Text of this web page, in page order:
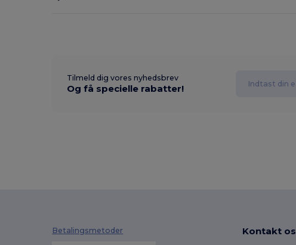
Tilmeld dig vores nyhedsbrev
Og få specielle rabatter!
Betalingsmetoder Kontakt os